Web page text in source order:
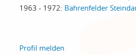
1963 - 1972: Bahrenfelder
Profil melden